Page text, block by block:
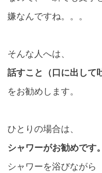
嫌なんですね。。。
そんな人へは、
話すこと（口に出して
をお勧めします。
ひとりの場合は、
シャワーがお勧めです。
シャワーを浴びながら